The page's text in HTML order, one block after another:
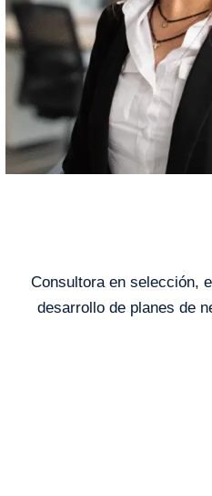
Consultora en selección,
desarrollo de planes de